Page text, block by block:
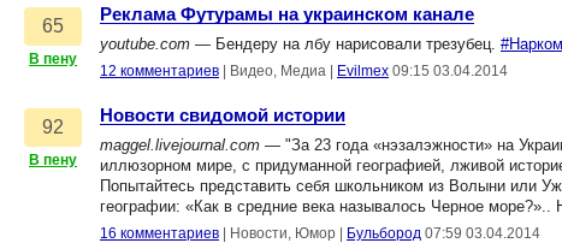
65
В пену
Реклама Футурамы на украинском канале
youtube.com — Бендеру на лбу нарисовали трезубец.
12 комментариев Видео, Медиа Evilmex 09:15 03.04.2014
92
В пену
Новости свидомой истории
maggel.livejournal.com — "За 23 года «нэзалэжности» на
иллюзорном мире, с придуманной географией, лживой
Попытайтесь представить себя школьником из Волыни или
географии: «Как в средние века называлось Черное
16 комментариев Новости, Юмор Бульбород 07:59 03.04.2014